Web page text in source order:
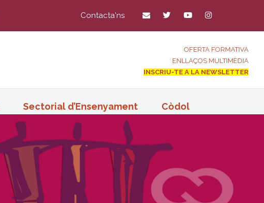
Contacta'ns
OFERTA FORMATIVA
ENLLAÇOS MULTIMÈDIA
INSCRIU-TE A LA NEWSLETTER
Sectorial d’Ensenyament Còdol